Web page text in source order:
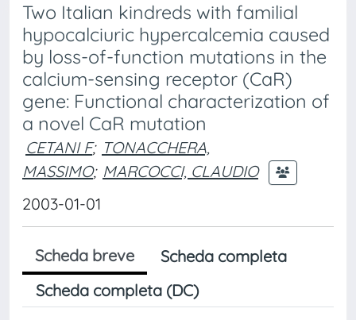
Two Italian kindreds with familial
hypocalciuric hypercalcemia caused
by loss-of-function mutations in the
calcium-sensing receptor (CaR)
gene: Functional characterization of
a novel CaR mutation
CETANI F; TONACCHERA,
MASSIMO; MARCOCCI, CLAUDIO
2003-01-01
Scheda breve
Scheda completa
Scheda completa (DC)